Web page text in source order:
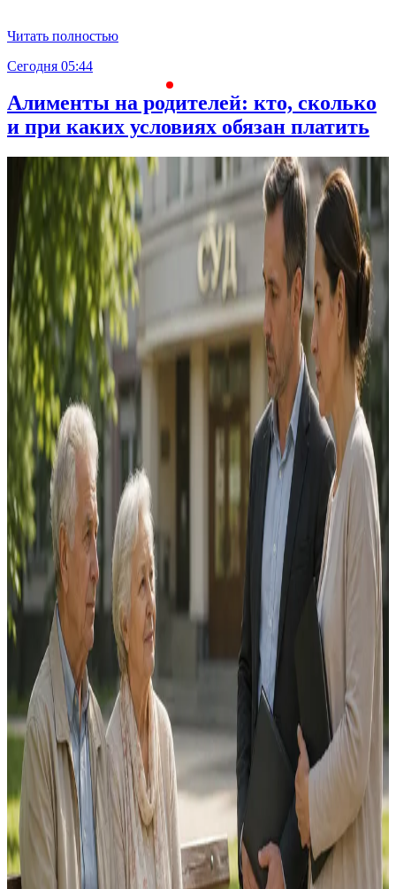
Читать полностью
Сегодня 05:44
Алименты на родителей: кто, сколько
и при каких условиях обязан платить